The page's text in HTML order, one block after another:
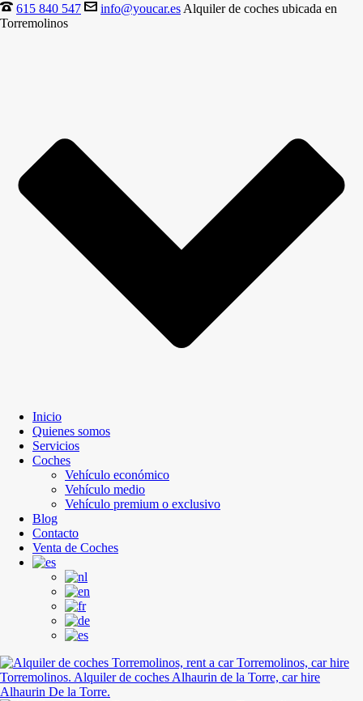
615 840 547 info@youcar.es Alquiler de coches ubicada en
Torremolinos
Inicio
Quienes somos
Servicios
Coches
Vehículo económico
Vehículo medio
Vehículo premium o exclusivo
Blog
Contacto
Venta de Coches